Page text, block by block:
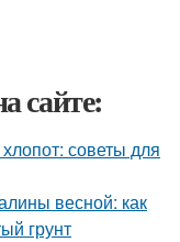
сайте:
советы для
весной: как
грунт